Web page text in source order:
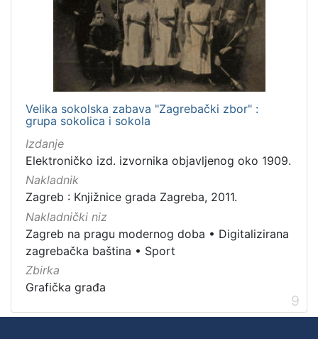
Velika sokolska zabava "Zagrebački zbor" :
grupa sokolica i sokola
Izdanje
Elektroničko izd. izvornika objavljenog oko 1909.
Nakladnik
Zagreb : Knjižnice grada Zagreba, 2011.
Nakladnički niz
Zagreb na pragu modernog doba • Digitalizirana
zagrebačka baština • Sport
Zbirka
Grafička građa
9